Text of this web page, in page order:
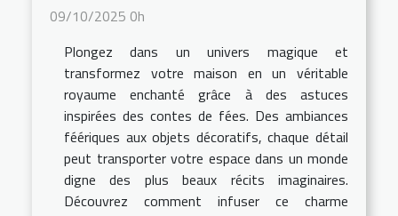
09/10/2025 0h
Plongez dans un univers magique et
transformez votre maison en un véritable
royaume enchanté grâce à des astuces
inspirées des contes de fées. Des ambiances
féériques aux objets décoratifs, chaque détail
peut transporter votre espace dans un monde
digne des plus beaux récits imaginaires.
Découvrez comment infuser ce charme